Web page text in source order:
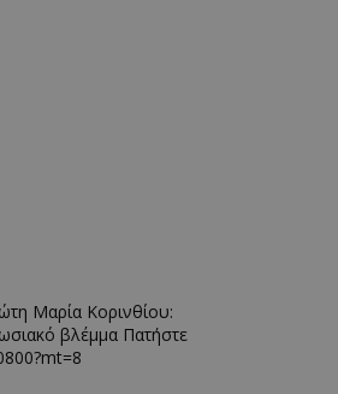
Μαρία Κορινθίου:
βλέμμα Πατήστε